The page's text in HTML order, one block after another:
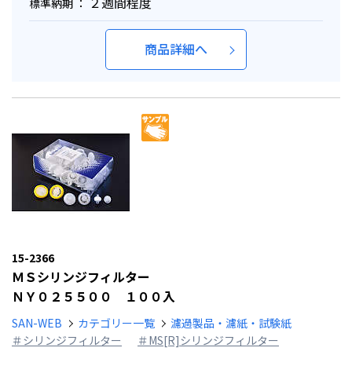
標準納期 ：
商品詳細へ
15-2366
ＭＳシリンジフィルター
ＮＹ０２５５００ １００入
SAN-WEB カテゴリー一覧
濾過製品・濾紙・試験紙
＃シリンジフィルター
＃MS[R]シリンジフィルター